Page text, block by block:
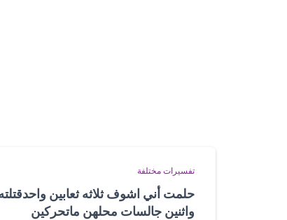
تفسيرات مختلفة
حلمت أني اشوف ثلاثه ثعابين
واثنين جالسات محلهن ماتحركين